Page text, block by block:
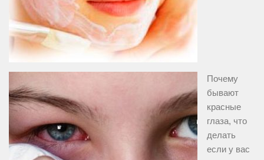
Почему
бывают
красные
глаза, что
делать
если у вас